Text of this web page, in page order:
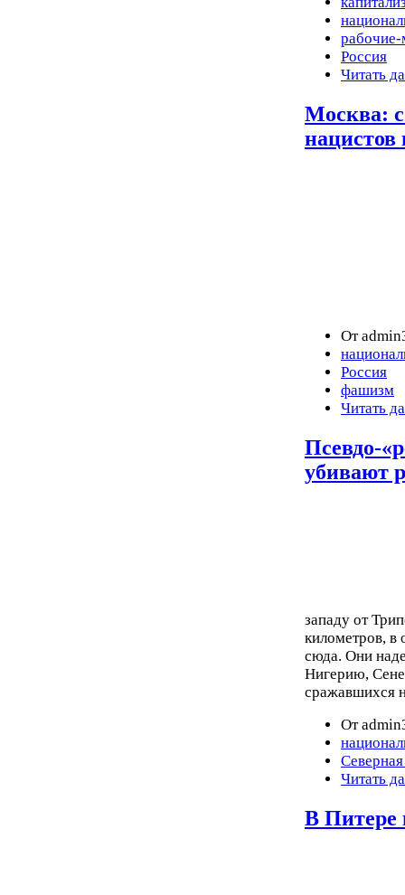
Россия
Читать
Москва:
нацистов
От
Россия
фашизм
Читать
Псевдо-
убивают
западу от
километров, в
сюда. Они
Нигерию,
сражавшихся
От
Читать
В Питере